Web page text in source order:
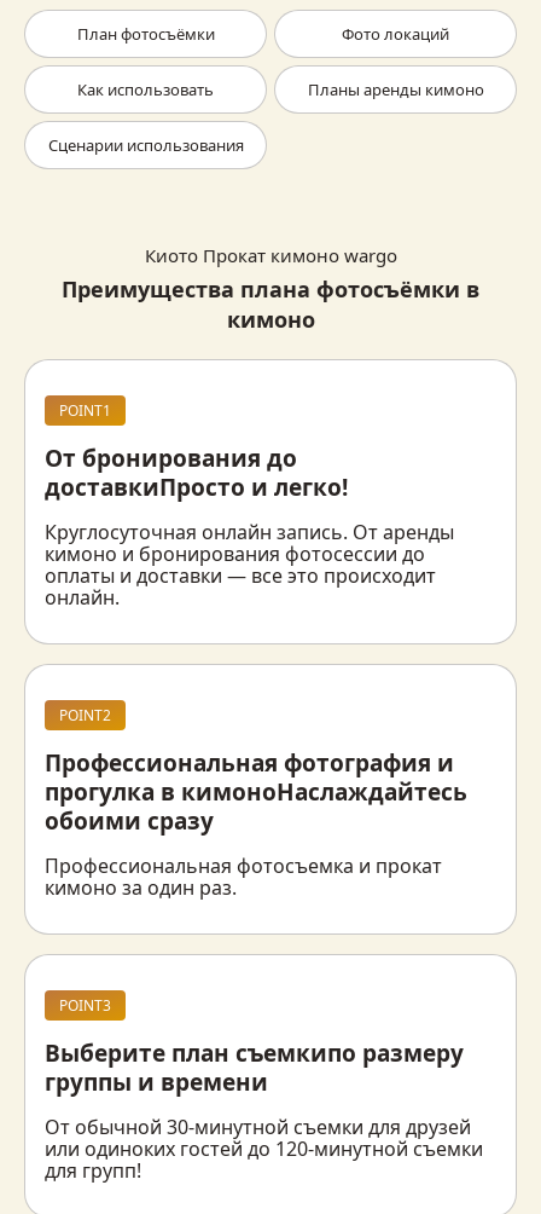
План фотосъёмки Фото локаций
Как использовать Планы аренды кимоно
Сценарии использования
Киото Прокат кимоно wargo
Преимущества плана фотосъёмки в
кимоно
POINT1
От бронирования до
доставкиПросто и легко!
Круглосуточная онлайн запись. От аренды
кимоно и бронирования фотосессии до
оплаты и доставки — все это происходит
онлайн.
POINT2
Профессиональная фотография и
прогулка в кимоноНаслаждайтесь
обоими сразу
Профессиональная фотосъемка и прокат
кимоно за один раз.
POINT3
Выберите план съемкипо размеру
группы и времени
От обычной 30-минутной съемки для друзей
или одиноких гостей до 120-минутной съемки
для групп!